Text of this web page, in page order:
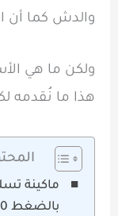
والدش كما أن
ولكن ما هي
هذا ما نُقدمه
ماكينة